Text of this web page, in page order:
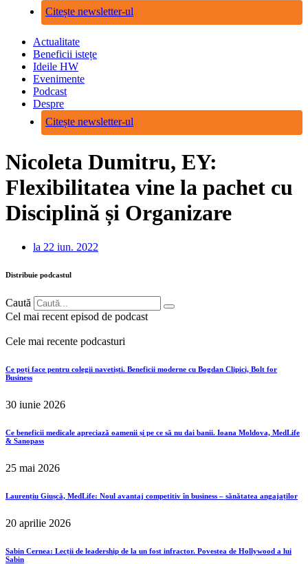
Citește newsletter-ul
Actualitate
Beneficii istețe
Ideile HW
Evenimente
Podcast
Despre
Citește newsletter-ul
Nicoleta Dumitru, EY:
Flexibilitatea vine la pachet cu
Disciplină și Organizare
la 22 iun. 2022
Distribuie podcastul
Caută
Cel mai recent episod de podcast
Cele mai recente podcasturi
Ce poți face pentru colegii navetiști. Beneficii moderne cu Bogdan Clipici, Bolt for
Business
30 iunie 2026
Ce beneficii medicale apreciază oamenii și pe ce să nu dai banii. Ioana Moldova, MedLife
& Sanopass
25 mai 2026
Laurențiu Giușcă, MedLife: Noul avantaj competitiv în business – sănătatea angajaților
20 aprilie 2026
Sabin Cernea: Lecții de leadership de la un fost infractor. Povestea de Hollywood a lui
Sabin